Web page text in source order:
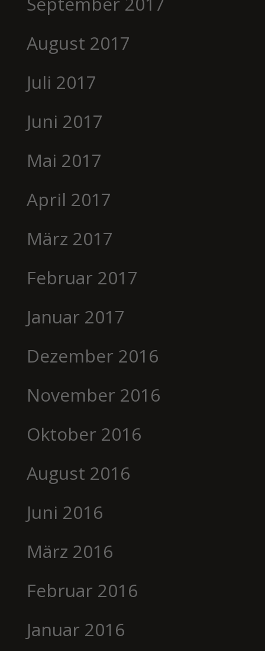
August 2017
Juli 2017
Juni 2017
Mai 2017
April 2017
März 2017
Februar 2017
Januar 2017
Dezember 2016
November 2016
Oktober 2016
August 2016
Juni 2016
März 2016
Februar 2016
Januar 2016